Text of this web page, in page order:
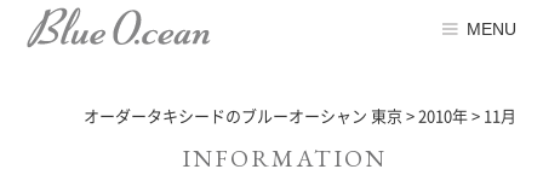
MENU
オーダータキシードのブルーオーシャン 東京 >2010年> 11月
INFORMATION